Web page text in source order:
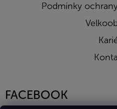
Podmínky
FACEBOOK